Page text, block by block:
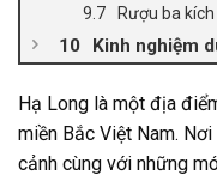
Rượu ba kích
Kinh nghiệm
Hạ Long là một địa
miền Bắc Việt Nam.
cảnh cùng với những